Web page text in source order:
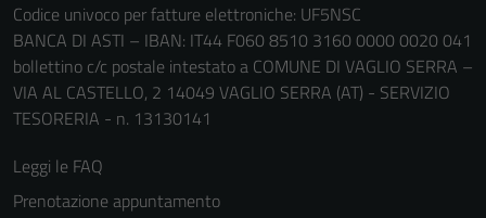
Codice univoco per fatture elettroniche: UF5NSC
BANCA DI ASTI – IBAN: IT44 F060 8510 3160 0000 0020 041
bollettino c/c postale intestato a COMUNE DI VAGLIO SERRA –
VIA AL CASTELLO, 2 14049 VAGLIO SERRA (AT) - SERVIZIO
TESORERIA - n. 13130141
Leggi le FAQ
Prenotazione appuntamento